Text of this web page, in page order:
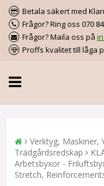
Betala säkert med
Frågor? Ring oss 070
Frågor? Maila oss på
Proffs kvalitet till låga
Verktyg, Maskiner,
Trädgårdsredskap
Arbetsbyxor -
Stretch,